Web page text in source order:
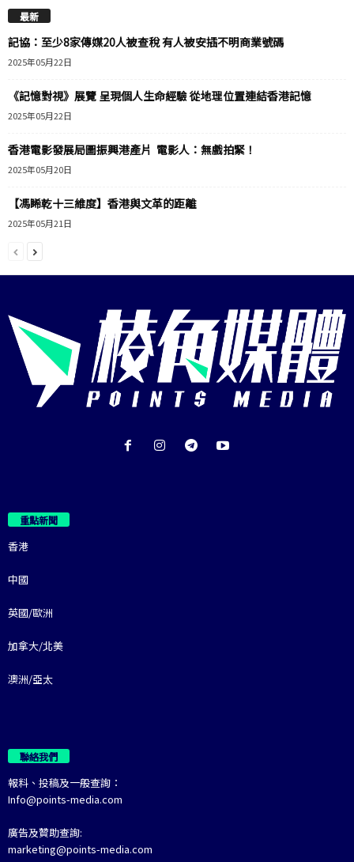
最新
記協：至少8家傳媒20人被查稅 有人被安插不明商業號碼
2025年05月22日
《記憶對視》展覽 呈現個人生命經驗 從地理位置連結香港記憶
2025年05月22日
香港電影發展局圖振興港產片 電影人：無戲拍緊！
2025年05月20日
【馮睎乾十三維度】香港與文革的距離
2025年05月21日
重點新聞
香港
中國
英國/歐洲
加拿大/北美
澳洲/亞太
聯絡我們
報料、投稿及一般查詢：
Info@points-media.com
廣告及贊助查詢:
marketing@points-media.com